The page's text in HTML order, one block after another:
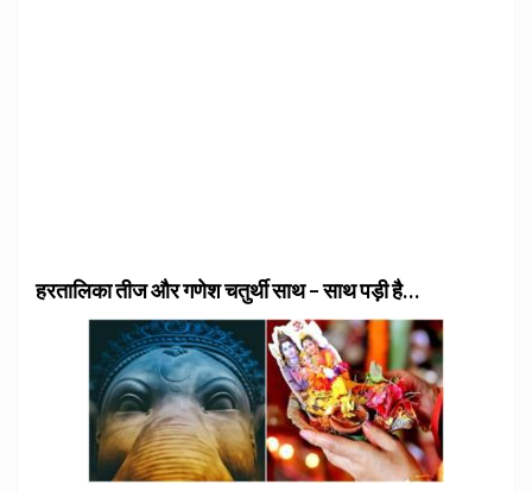
हरतालिका तीज और गणेश चतुर्थी साथ – साथ पड़ी है…